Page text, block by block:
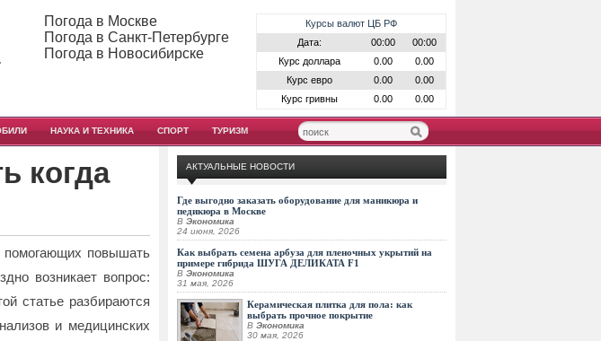
Курсы валют ЦБ РФ
Дата:
00:00
00:00
Курс доллара
0.00
0.00
Курс евро
0.00
0.00
Курс гривны
0.00 0.00
Погода в Москве
Погода в Санкт-Петербурге
Погода в Новосибирске
НАУКА И ТЕХНИКА СПОРТ ТУРИЗМ
когда
помогающих повышать
возникает вопрос:
статье разбираются
и медицинских
АКТУАЛЬНЫЕ НОВОСТИ
Где выгодно заказать оборудование для маникюра и
педикюра в Москве
В Экономика
24 июня, 2026
Как выбрать семена арбуза для пленочных укрытий на
примере гибрида ШУГА ДЕЛИКАТА F1
В Экономика
31 мая, 2026
Керамическая плитка для пола: как
выбрать прочное покрытие
В Экономика
30 мая, 2026